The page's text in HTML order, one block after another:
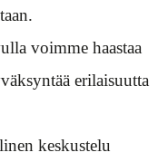
voimme haastaa
erilaisuutta
keskustelu